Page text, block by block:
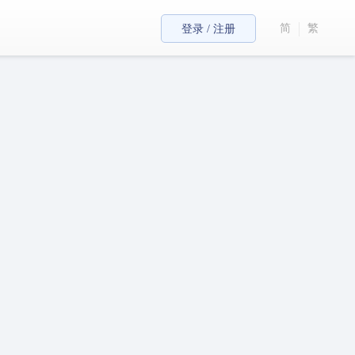
登录 / 注册 简 繁